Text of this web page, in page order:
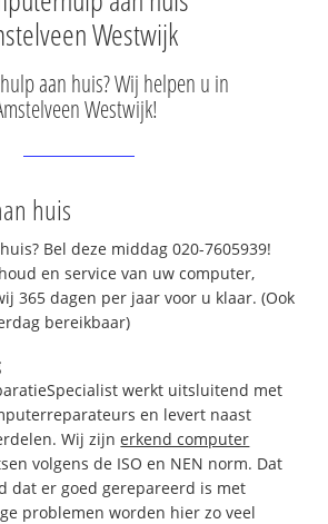
Westwijk
aan huis? Wij helpen u in
Westwijk!
huis
Bel deze middag 020-7605939!
en service van uw computer,
365 dagen per jaar voor u klaar. (Ook
bereikbaar)
werkt uitsluitend met
en levert naast
Wij zijnerkend computer
volgens de ISO en NEN norm. Dat
dat er goed gerepareerd is met
problemen worden hier zo veel